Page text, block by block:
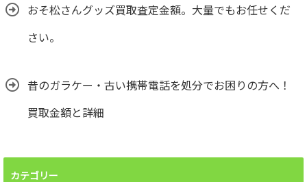
おそ松さんグッズ買取査定金額。大量でもお任せくだ
さい。
昔のガラケー・古い携帯電話を処分でお困りの方へ！
買取金額と詳細
カテゴリー